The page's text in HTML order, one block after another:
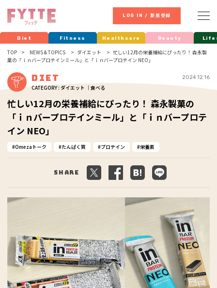
LOG IN / 新規登録
Diet Fitness Healthcare Beauty
TOP NEWS & TOPICS ダイエット
忙しい12月の栄養補給にぴったり！ 森永製
菓の「ｉｎバープロテインミール」と「ｉｎバープロテイン NEO」
Diet
CATEGORY : ダイエット ｜食べる
2024.12.16
忙しい12月の栄養補給にぴったり！ 森永製菓の
「ｉｎバープロテインミール」と「ｉｎバープロテ
イン NEO」
Omezaトーク たんぱく質 プロテイン 栄養素
Share